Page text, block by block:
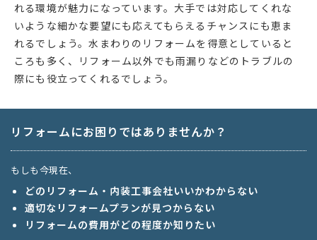
れる環境が魅力になっています。大手では対応してくれな
いような細かな要望にも応えてもらえるチャンスにも恵ま
れるでしょう。水まわりのリフォームを得意としていると
ころも多く、リフォーム以外でも雨漏りなどのトラブルの
際にも役立ってくれるでしょう。
リフォームにお困りではありませんか？
もしも今現在、
どのリフォーム・内装工事会社いいかわからない
適切なリフォームプランが見つからない
リフォームの費用がどの程度か知りたい